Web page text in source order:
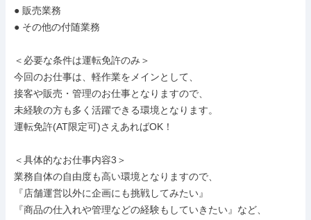
● 販売業務
● その他の付随業務
＜必要な条件は運転免許のみ＞
今回のお仕事は、軽作業をメインとして、
接客や販売・管理のお仕事となりますので、
未経験の方も多く活躍できる環境となります。
運転免許(AT限定可)さえあればOK！
＜具体的なお仕事内容3＞
業務自体の自由度も高い環境となりますので、
『店舗運営以外に企画にも挑戦してみたい』
『商品の仕入れや管理などの経験もしていきたい』など、